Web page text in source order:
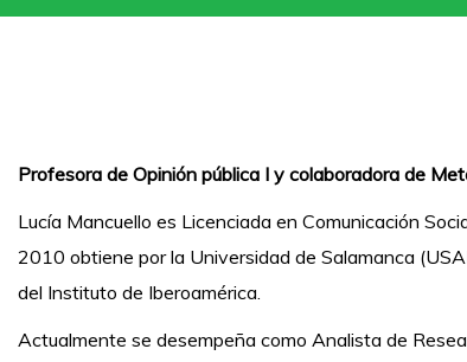
Profesora de Opinión pública I y colaboradora de
Lucía Mancuello es Licenciada en Comunicación
2010 obtiene por la Universidad de Salamanca
del Instituto de Iberoamérica.
Actualmente se desempeña como Analista de